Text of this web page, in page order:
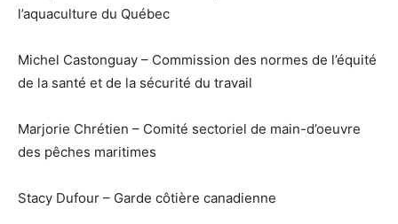
l’aquaculture du Québec
Michel Castonguay – Commission des normes de l’équité
de la santé et de la sécurité du travail
Marjorie Chrétien – Comité sectoriel de main-d’oeuvre
des pêches maritimes
Stacy Dufour – Garde côtière canadienne